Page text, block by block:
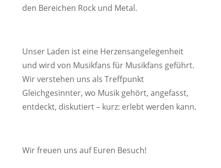
den Bereichen Rock und Metal.
Unser Laden ist eine Herzensangelegenheit
und wird von Musikfans für Musikfans geführt.
Wir verstehen uns als Treffpunkt
Gleichgesinnter, wo Musik gehört, angefasst,
entdeckt, diskutiert – kurz: erlebt werden kann.
Wir freuen uns auf Euren Besuch!